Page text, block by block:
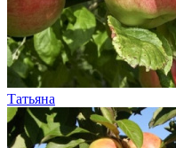
Татьяна